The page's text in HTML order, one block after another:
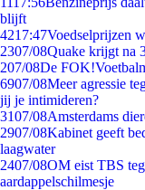
blijft
4217:47Voedselprijzen
2307/08Quake krijgt na
207/08De
6907/08Meer agressie
jij je intimideren?
3107/08Amsterdams
2907/08Kabinet geeft
laagwater
2407/08OM eist TBS
aardappelschilmesje